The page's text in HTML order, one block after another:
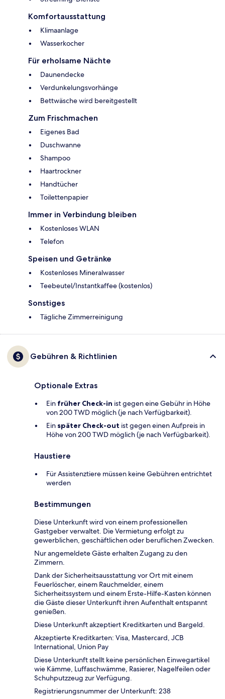
Komfortausstattung
Klimaanlage
Wasserkocher
Für erholsame Nächte
Daunendecke
Verdunkelungsvorhänge
Bettwäsche wird bereitgestellt
Zum Frischmachen
Eigenes Bad
Duschwanne
Shampoo
Haartrockner
Handtücher
Toilettenpapier
Immer in Verbindung bleiben
Kostenloses WLAN
Telefon
Speisen und Getränke
Kostenloses Mineralwasser
Teebeutel/Instantkaffee (kostenlos)
Sonstiges
Tägliche Zimmerreinigung
Gebühren & Richtlinien
Optionale Extras
Ein früher Check-in ist gegen eine Gebühr in Höhe
von 200 TWD möglich (je nach Verfügbarkeit).
Ein später Check-out ist gegen einen Aufpreis in
Höhe von 200 TWD möglich (je nach Verfügbarkeit).
Haustiere
Für Assistenztiere müssen keine Gebühren entrichtet
werden
Bestimmungen
Diese Unterkunft wird von einem professionellen
Gastgeber verwaltet. Die Vermietung erfolgt zu
gewerblichen, geschäftlichen oder beruflichen Zwecken.
Nur angemeldete Gäste erhalten Zugang zu den
Zimmern.
Dank der Sicherheitsausstattung vor Ort mit einem
Feuerlöscher, einem Rauchmelder, einem
Sicherheitssystem und einem Erste-Hilfe-Kasten können
die Gäste dieser Unterkunft ihren Aufenthalt entspannt
genießen.
Diese Unterkunft akzeptiert Kreditkarten und Bargeld.
Akzeptierte Kreditkarten: Visa, Mastercard, JCB
International, Union Pay
Diese Unterkunft stellt keine persönlichen Einwegartikel
wie Kämme, Luffaschwämme, Rasierer, Nagelfeilen oder
Schuhputzzeug zur Verfügung.
Registrierungsnummer der Unterkunft: 238